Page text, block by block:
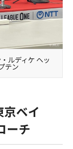
ルディケ ヘッ
テン
ベイ
ーチ